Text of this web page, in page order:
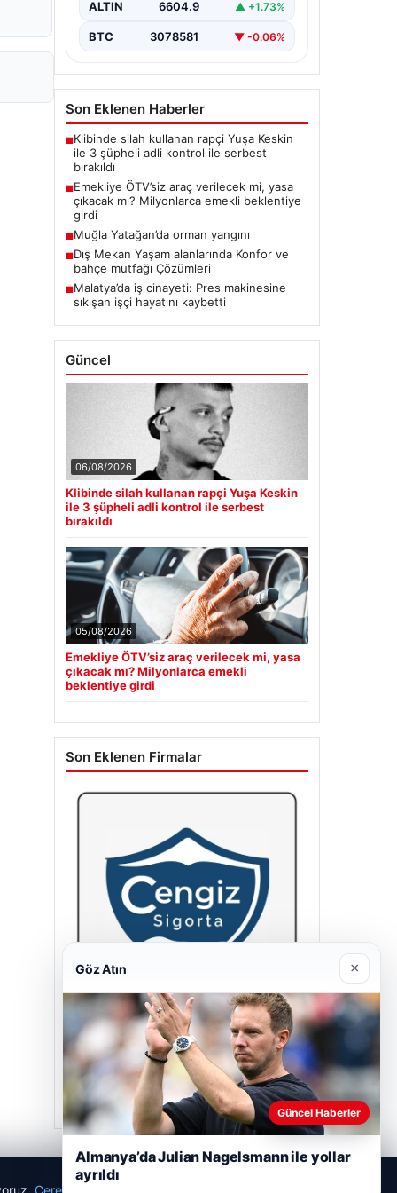
ALTIN 6604.9 ▲ +1.73%
BTC 3078581 ▼ -0.06%
Son Eklenen Haberler
■Klibinde silah kullanan rapçi Yuşa Keskin
ile 3 şüpheli adli kontrol ile serbest
bırakıldı
■Emekliye ÖTV’siz araç verilecek mi, yasa
çıkacak mı? Milyonlarca emekli beklentiye
girdi
■Muğla Yatağan’da orman yangını
■Dış Mekan Yaşam alanlarında Konfor ve
bahçe mutfağı Çözümleri
■Malatya’da iş cinayeti: Pres makinesine
sıkışan işçi hayatını kaybetti
Güncel
06/08/2026
Klibinde silah kullanan rapçi Yuşa Keskin
ile 3 şüpheli adli kontrol ile serbest
bırakıldı
05/08/2026
Emekliye ÖTV’siz araç verilecek mi, yasa
çıkacak mı? Milyonlarca emekli
beklentiye girdi
Son Eklenen Firmalar
Cengiz Sigorta
23/06/2026
Çerez Politikamız
Göz Atın ×
Güncel Haberler
Almanya’da Julian Nagelsmann ile yollar
ayrıldı